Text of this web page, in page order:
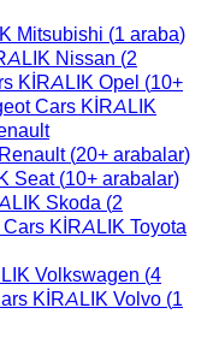
Mitsubishi (1 araba)
Nissan (2
Opel (10+
Renault (20+ arabalar)
Seat (10+ arabalar)
Skoda (2
Toyota
Volkswagen (4
Volvo (1